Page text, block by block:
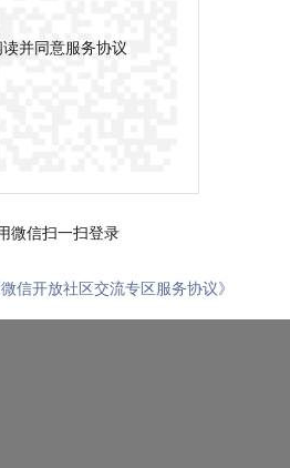
并同意服务协议
微信扫一扫登录
微信开放社区交流专区服务协议》